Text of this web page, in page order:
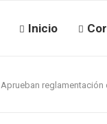
Inicio
Aprueban reglamentación